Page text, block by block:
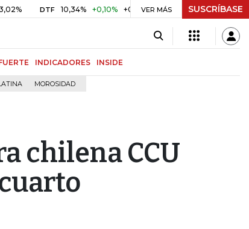
DTF 10,34% +0,10% +0,98% UVR $ 416,86 +$ 0,05
VER MÁS SUSCRÍBASE
INDICADORES INSIDE
MOROSIDAD
chilena CCU